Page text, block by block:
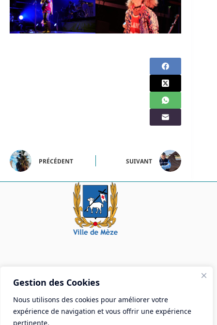
Gestion des Cookies
Nous utilisons des cookies pour améliorer votre
expérience de navigation et vous offrir une expérience
pertinente.
PRÉCÉDENT SUIVANT
Mairie de Mèze
Place Aristide Briand - BP 28 34140 Mèze
Tél :04 67 18 30 30
Mail :